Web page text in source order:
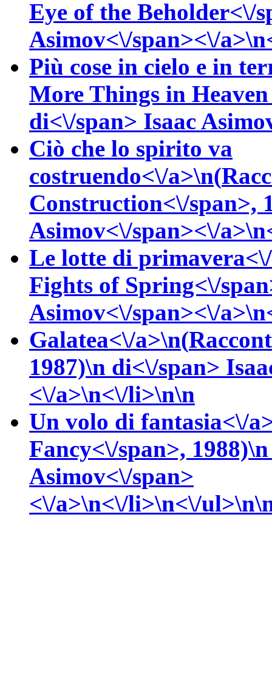
Eye of the Beholder<\/
Asimov<\/span><\/
Più cose in cielo e in
More Things in
di<\/span> Isaac
Ciò che lo spirito va
costruendo<\/a>\n(
Construction<\/span>,
Asimov<\/span><\/
Le lotte di
Fights of Spring<\/
Asimov<\/span><\/
Galatea<\/a>\n(
1987)\n di<\/span>
<\/a>\n<\/li>\n\n
Un volo di fantasia<\/
Fancy<\/span>,
Asimov<\/span>
<\/a>\n<\/li>\n<\/